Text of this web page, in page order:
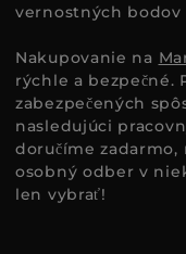
vernostných bodov
Nakupovanie na
rýchle a bezpečné.
zabezpečených
nasledujúci
doručíme
osobný odber v
len vybrať!